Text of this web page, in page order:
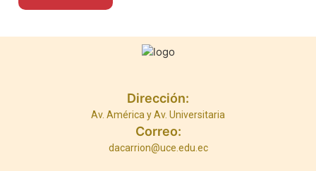
Dirección:
Av. América y Av. Universitaria
Correo:
dacarrion@uce.edu.ec